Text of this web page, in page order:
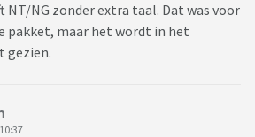
NT/NG zonder extra taal. Dat was voor
pakket, maar het wordt in het
gezien.